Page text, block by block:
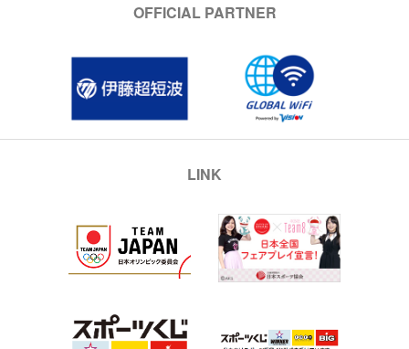
OFFICIAL PARTNER
LINK